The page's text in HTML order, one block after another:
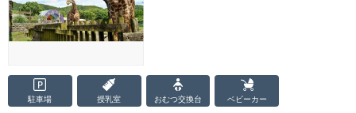
駐車場 授乳室 おむつ交換台 ベビーカー